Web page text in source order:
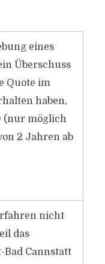
eines
Überschuss
Quote im
haben,
(nur möglich
2 Jahren ab
nicht
das
Cannstatt